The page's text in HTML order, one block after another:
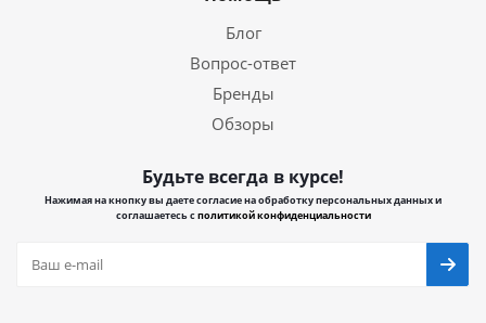
Блог
Вопрос-ответ
Бренды
Обзоры
Будьте всегда в курсе!
Нажимая на кнопку вы даете согласие на обработку персональных данных и
соглашаетесь сполитикой конфиденциальности